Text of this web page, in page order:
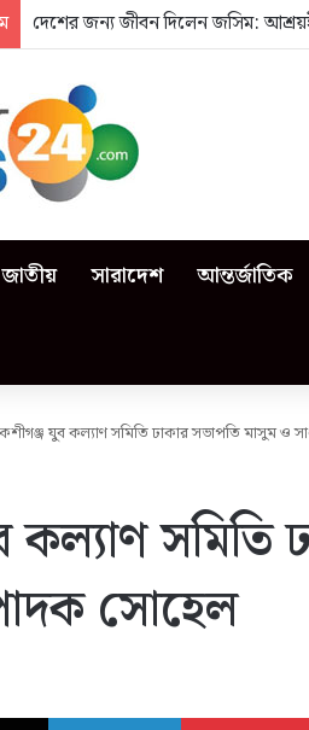
দেশের জন্য জীবন দিলেন জসিম:
জাতীয় সারাদেশ আন্তর্জাতিক
যুব কল্যাণ সমিতি ঢাকার সভাপতি মাসুম ও
কল্যাণ সমিতি
সোহেল
X LinkedIn